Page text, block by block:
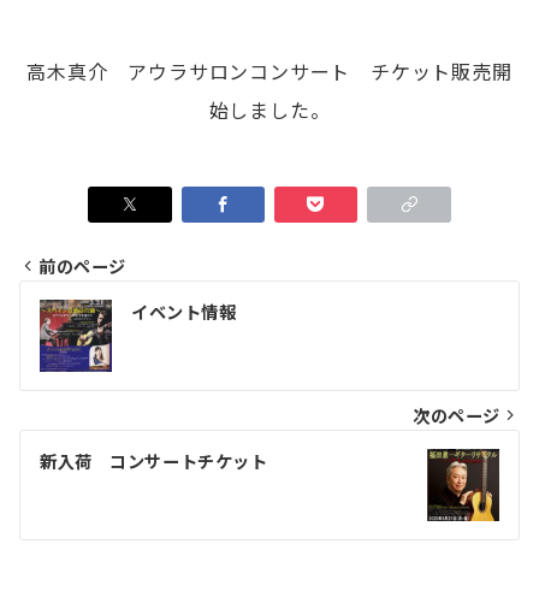
高木真介 アウラサロンコンサート チケット販売開
始しました。
投
稿
ナ
ビ
ゲ
シ
前のページ
イベント情報
次のページ
新入荷 コンサートチケット